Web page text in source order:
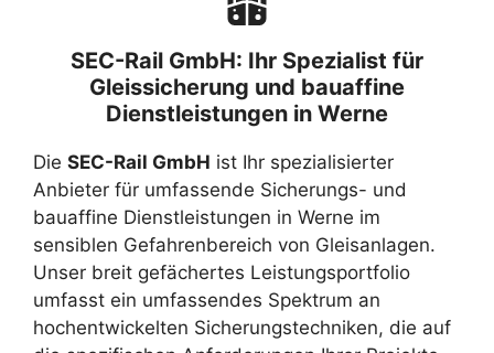
SEC-Rail GmbH: Ihr Spezialist für
Gleissicherung und bauaffine
Dienstleistungen in Werne
Die SEC-Rail GmbH ist Ihr spezialisierter
Anbieter für umfassende Sicherungs- und
bauaffine Dienstleistungen in Werne im
sensiblen Gefahrenbereich von Gleisanlagen.
Unser breit gefächertes Leistungsportfolio
umfasst ein umfassendes Spektrum an
hochentwickelten Sicherungstechniken, die auf